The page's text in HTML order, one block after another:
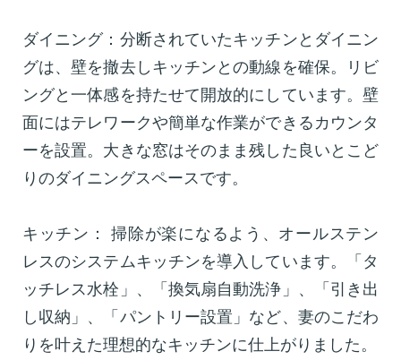
ダイニング：分断されていたキッチンとダイニン
グは、壁を撤去しキッチンとの動線を確保。リビ
ングと一体感を持たせて開放的にしています。壁
面にはテレワークや簡単な作業ができるカウンタ
ーを設置。大きな窓はそのまま残した良いとこど
りのダイニングスペースです。
キッチン： 掃除が楽になるよう、オールステン
レスのシステムキッチンを導入しています。「タ
ッチレス水栓」、「換気扇自動洗浄」、「引き出
し収納」、「パントリー設置」など、妻のこだわ
りを叶えた理想的なキッチンに仕上がりました。